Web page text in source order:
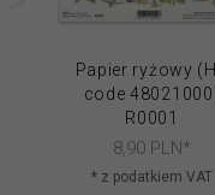
Papier ryżowy
code
R0001
8,90 PLN*
* z podatkiem VAT